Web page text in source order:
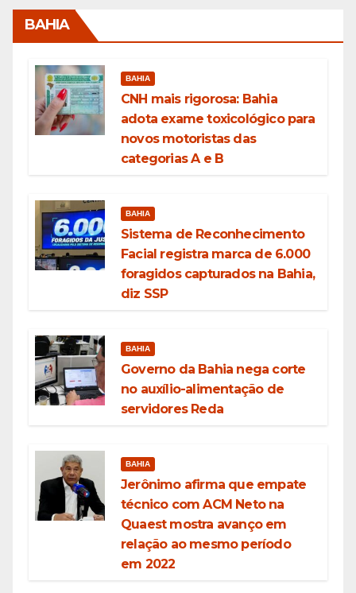
BAHIA
BAHIA
CNH mais rigorosa: Bahia
adota exame toxicológico para
novos motoristas das
categorias A e B
BAHIA
Sistema de Reconhecimento
Facial registra marca de 6.000
foragidos capturados na Bahia,
diz SSP
BAHIA
Governo da Bahia nega corte
no auxílio-alimentação de
servidores Reda
BAHIA
Jerônimo afirma que empate
técnico com ACM Neto na
Quaest mostra avanço em
relação ao mesmo período
em 2022